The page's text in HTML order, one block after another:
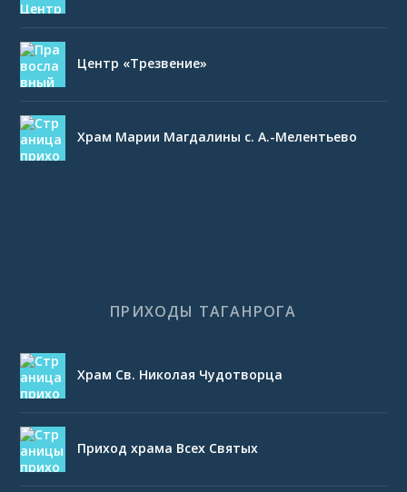
Центр «Трезвение»
Храм Марии Магдалины с. А.-Мелентьево
ПРИХОДЫ ТАГАНРОГА
Храм Св. Николая Чудотворца
Приход храма Всех Святых